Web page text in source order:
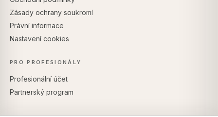
Zásady ochrany soukromí
Právní informace
Nastavení cookies
PRO PROFESIONÁLY
Profesionální účet
Partnerský program